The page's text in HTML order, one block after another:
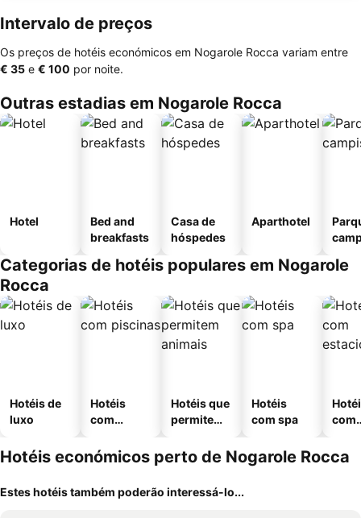
Intervalo de preços
Os preços de hotéis económicos em Nogarole Rocca variam entre
‎€ 35 e ‎€ 100 por noite.
Outras estadias em Nogarole Rocca
Hotel
Bed and
breakfasts
Casa de
hóspedes
Aparthotel
Categorias de hotéis populares em Nogarole
Rocca
Hotéis de
luxo
Hotéis
com
Hotéis que
permitem
Hotéis
com spa
com
Hotéis económicos perto de Nogarole Rocca
Estes hotéis também poderão interessá-lo...